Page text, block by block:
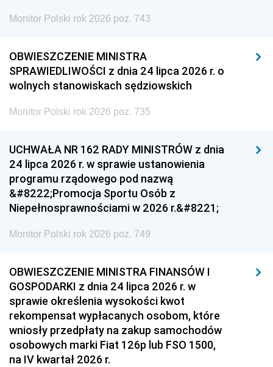
Monitor Polski rok 2026 poz. 743
OBWIESZCZENIE MINISTRA
SPRAWIEDLIWOŚCI z dnia 24 lipca 2026 r. o
wolnych stanowiskach sędziowskich
Monitor Polski rok 2026 poz. 735
UCHWAŁA NR 162 RADY MINISTRÓW z dnia
24 lipca 2026 r. w sprawie ustanowienia
programu rządowego pod nazwą
&#8222;Promocja Sportu Osób z
Niepełnosprawnościami w 2026 r.&#8221;
Monitor Polski rok 2026 poz. 749
OBWIESZCZENIE MINISTRA FINANSÓW I
GOSPODARKI z dnia 24 lipca 2026 r. w
sprawie określenia wysokości kwot
rekompensat wypłacanych osobom, które
wniosły przedpłaty na zakup samochodów
osobowych marki Fiat 126p lub FSO 1500,
na IV kwartał 2026 r.